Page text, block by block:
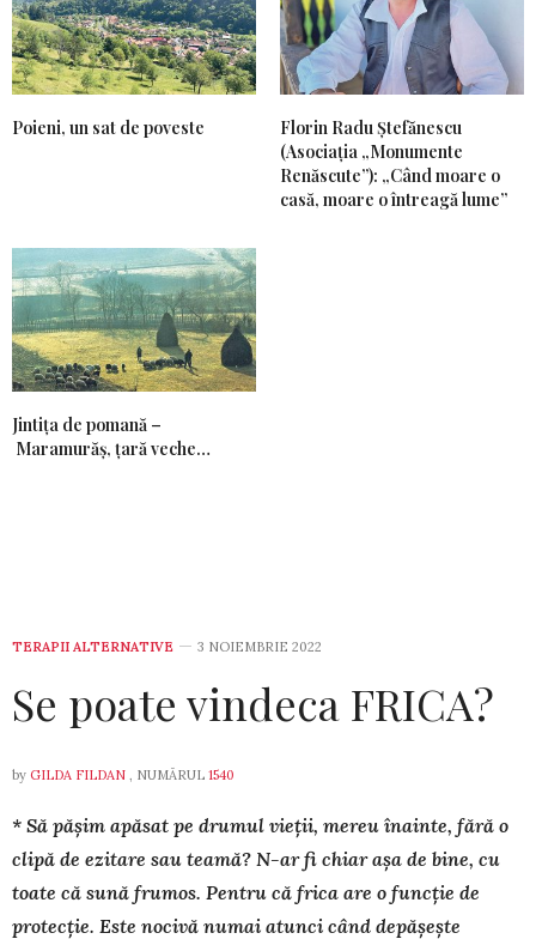
Poieni, un sat de poveste
Florin Radu Ștefănescu
(Asociația „Monumente
Renăscute”): „Când moare o
casă, moare o întreagă lume”
Jintiţa de pomană –
Maramurăş, ţară veche…
TERAPII ALTERNATIVE 3 NOIEMBRIE 2022
Se poate vindeca FRICA?
by GILDA FILDAN , NUMĂRUL 1540
* Să pășim apăsat pe drumul vieții, mereu înainte, fără o
clipă de ezitare sau teamă? N-ar fi chiar așa de bine, cu
toate că sună frumos. Pentru că frica are o funcție de
protecție. Este nocivă numai atunci când depășește